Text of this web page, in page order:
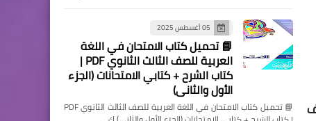
05 أغسطس 2025
📘 تحميل كتاب الامتحان في اللغة
العربية للصف الثالث الثانوي PDF |
كتاب الشرح + كتابي الامتحانات (الجزء
الأول والثاني)
📘 تحميل كتاب الامتحان في اللغة العربية للصف الثالث الثانوي PDF